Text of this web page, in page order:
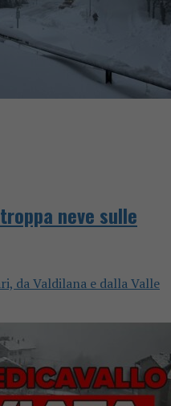
neve sulle
da Valdilana e dalla Valle